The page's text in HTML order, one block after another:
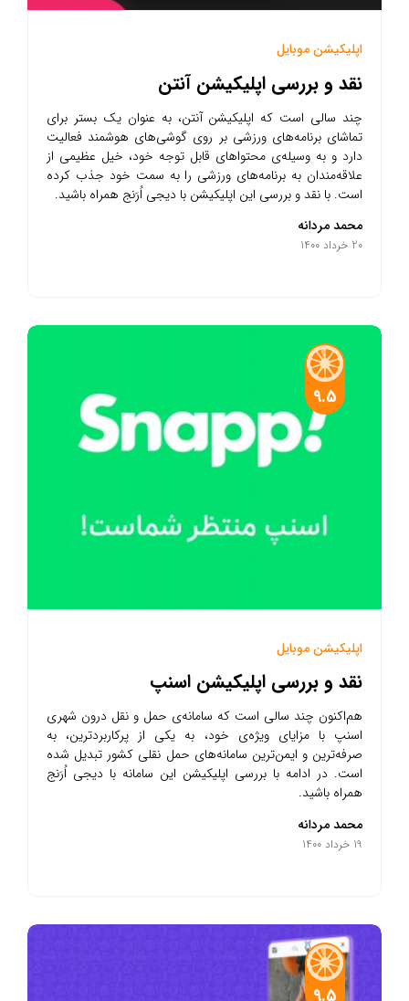
اپلیکیشن موبایل
نقد و بررسی اپلیکیشن آنتن
چند سالی است که اپلیکیشن آنتن، به عنوان یک بستر برای
تماشای برنامه‌های ورزشی بر روی گوشی‌های هوشمند فعالیت
دارد و به وسیله‌ی محتواهای قابل توجه خود، خیل عظیمی از
علاقه‌مندان به برنامه‌های ورزشی را به سمت خود جذب کرده
است. با نقد و بررسی این اپلیکیشن با دیجی اُرَنج همراه باشید.
محمد مردانه
20 خرداد 1400
9.5
اپلیکیشن موبایل
نقد و بررسی اپلیکیشن اسنپ
هم‌اکنون چند سالی است که سامانه‌ی حمل و نقل درون شهری
اسنپ با مزایای ویژه‌ی خود، به یکی از پرکاربردترین، به
صرفه‌ترین و ایمن‌ترین سامانه‌های حمل نقلی کشور تبدیل شده
است. در ادامه با بررسی اپلیکیشن این سامانه با دیجی اُرَنج
همراه باشید.
محمد مردانه
19 خرداد 1400
9.5